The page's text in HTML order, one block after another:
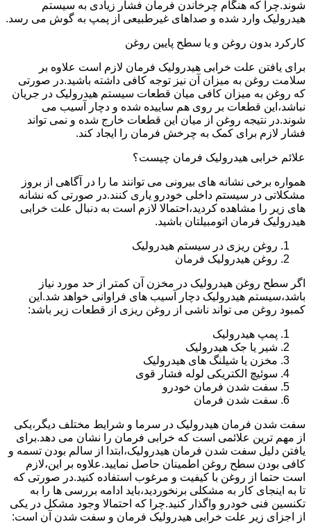
شوند.چرا که هنگام چرخاندن فرمان فشار زیادی به سیستم
هیدرولیک وارد شده و صداهای غیرطبیعی از پمپ به گوش می رسد.
کارکرد بدون روغن و یا سطح پایین روغن
برای یافتن علت خرابی هیدرولیک فرمان لازم است علاوه بر
سلامت روغن به میزان آن نیز توجه کافی داشته باشید.در صورتی
که روغن به میزان کافی میان قطعات سیستم هیدرولیک در جریان
نباشد،این قطعات بر روی هم ساییده شده و دچار آسیب می
شوند.در نتیجه روغن از میان این قطعات خارج شده و نمی تواند
فشار لازم برای کمک به چرخش فرمان را ایجاد کند.
علائم خرابی هیدرولیک فرمان چیست؟
همواره برخی نشانه های بیرونی می توانند ما را در آگاهی از بروز
مشکلاتی در سیستم داخلی خودرو یاری کنند.در صورتی که نشانه
های زیر را مشاهده کردید،احتمالا لازم است به دنبال علت خرابی
هیدرولیک فرمان اتومبیلتان باشید.
روغن ریزی در سیستم هیدرولیک
روغن هیدرولیک فرمان
اگر سطح روغن هیدرولیک در مخزن آن کمتر از حد مورد نیاز
باشد،سیستم هیدرولیک دچار آسیب های فراوانی خواهد شد.این
کمبود روغن می تواند ناشی از روغن ریزی از قطعات زیر باشد:
پمپ هیدرولیک
شیر یا جک هیدرولیک
مخزن یا شیلنگ های هیدرولیک
سوئیچ الکتریکی لوله فشار قوی
سفت شدن فرمان خودرو
سفت شدن فرمان
سفت شدن فرمان هیدرولیک در سرما و شرایط مختلف دیگر،یکی
از مهم ترین علائمی است که خرابی فرمان را نشان می دهد.برای
یافتن دلیل سفت شدن فرمان هیدرولیک،ابتدا از سالم بودن تسمه و
کافی بودن سطح روغن اطمینان حاصل نمایید.علاوه بر این،لازم
است حتما از روغن با کیفیت و مرغوب استفاده کنید.در صورتی که
تا به اینجای کار به مشکلی برنخوردید،باید ادامه بررسی ها را به
تکنسین فنی خودرو واگذار کنید.چرا که احتمالا وجود مشکل در یکی
از اجزای زیر علت خرابی هیدرولیک فرمان و سفت شدن آن است: